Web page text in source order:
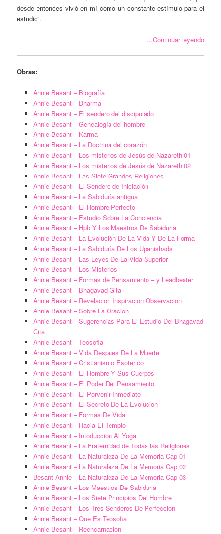
desde entonces vivió en mí como un constante estímulo para el
estudio”.
…Continuar leyendo
Obras:
Annie Besant – Biografía
Annie Besant – Dharma
Annie Besant – El sendero del discipulado
Annie Besant – Genealogía del hombre
Annie Besant – Karma
Annie Besant – La Doctrina del corazón
Annie Besant – Los misterios de Jesús de Nazareth 01
Annie Besant – Los misterios de Jesús de Nazareth 02
Annie Besant – Las Siete Grandes Religiones
Annie Besant – El Sendero de Iniciación
Annie Besant – La Sabiduría antigua
Annie Besant – El Hombre Perfecto
Annie Besant – Estudio Sobre La Conciencia
Annie Besant – Hpb Y Los Maestros De Sabiduria
Annie Besant – La Evolución De La Vida Y De La Forma
Annie Besant – La Sabiduría De Los Upanishads
Annie Besant – Las Leyes De La Vida Superior
Annie Besant – Los Misterios
Annie Besant – Formas de Pensamiento – y Leadbeater
Annie Besant – Bhagavad Gita
Annie Besant – Revelacion Inspiracion Observacion
Annie Besant – Sobre La Oracion
Annie Besant – Sugerencias Para El Estudio Del Bhagavad
Gita
Annie Besant – Teosofia
Annie Besant – Vida Despues De La Muerte
Annie Besant – Cristianismo Esoterico
Annie Besant – El Hombre Y Sus Cuerpos
Annie Besant – El Poder Del Pensamiento
Annie Besant – El Porvenir Inmediato
Annie Besant – El Secreto De La Evolucion
Annie Besant – Formas De Vida
Annie Besant – Hacia El Templo
Annie Besant – Intoduccion Al Yoga
Annie Besant – La Fraternidad de Todas las Religiones
Annie Besant – La Naturaleza De La Memoria Cap 01
Annie Besant – La Naturaleza De La Memoria Cap 02
Besant Annie – La Naturaleza De La Memoria Cap 03
Annie Besant – Los Maestros De Sabiduria
Annie Besant – Los Siete Principios Del Hombre
Annie Besant – Los Tres Senderos De Perfeccion
Annie Besant – Que Es Teosofia
Annie Besant – Reencarnacion